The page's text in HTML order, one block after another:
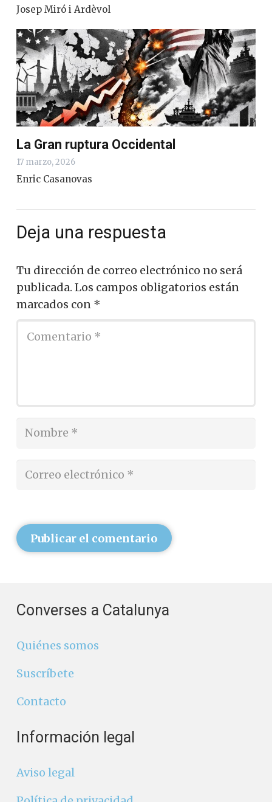
Josep Miró i Ardèvol
La Gran ruptura Occidental
17 marzo, 2026
Enric Casanovas
Deja una respuesta
Tu dirección de correo electrónico no será
publicada. Los campos obligatorios están
marcados con *
Publicar el comentario
Converses a Catalunya
Quiénes somos
Suscríbete
Contacto
Información legal
Aviso legal